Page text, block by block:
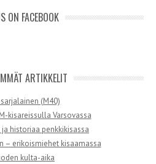
ON FACEBOOK
ARTIKKELIT
(M40)
kisareissulla Varsovassa
historiaa penkkikisassa
– erikoismiehet kisaamassa
kulta-aika